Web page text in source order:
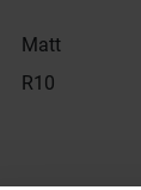
Matt
R10